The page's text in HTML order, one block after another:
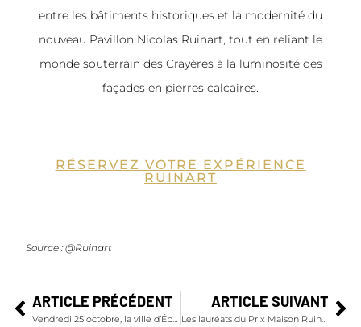
entre les bâtiments historiques et la modernité du
nouveau Pavillon Nicolas Ruinart, tout en reliant le
monde souterrain des Crayères à la luminosité des
façades en pierres calcaires.
RÉSERVEZ VOTRE EXPÉRIENCE
RUINART
Source : @Ruinart
ARTICLE PRÉCÉDENT
Vendredi 25 octobre, la ville d’Épernay célèbre le Champagne Day 2024
ARTICLE SUIVANT
Les lauréats du Prix Maison Ruinart 2024